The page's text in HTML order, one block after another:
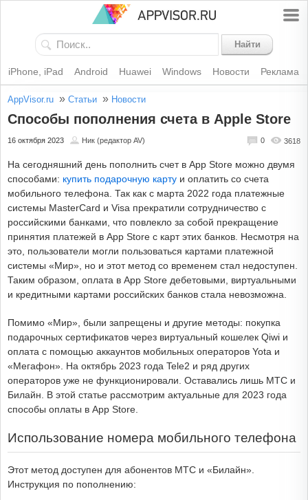
Найти
iPhone, iPad Android Huawei Windows Новости Реклама
AppVisor.ru » Статьи » Новости
Способы пополнения счета в Apple Store
16 октября 2023 Ник (редактор AV) 3618
0
На сегодняшний день пополнить счет в App Store можно двумя
способами: купить подарочную карту и оплатить со счета
мобильного телефона. Так как с марта 2022 года платежные
системы MasterCard и Visa прекратили сотрудничество с
российскими банками, что повлекло за собой прекращение
принятия платежей в App Store с карт этих банков. Несмотря на
это, пользователи могли пользоваться картами платежной
системы «Мир», но и этот метод со временем стал недоступен.
Таким образом, оплата в App Store дебетовыми, виртуальными
и кредитными картами российских банков стала невозможна.
Помимо «Мир», были запрещены и другие методы: покупка
подарочных сертификатов через виртуальный кошелек Qiwi и
оплата с помощью аккаунтов мобильных операторов Yota и
«Мегафон». На октябрь 2023 года Tele2 и ряд других
операторов уже не функционировали. Оставались лишь МТС и
Билайн. В этой статье рассмотрим актуальные для 2023 года
способы оплаты в App Store.
Использование номера мобильного телефона
Этот метод доступен для абонентов МТС и «Билайн».
Инструкция по пополнению: